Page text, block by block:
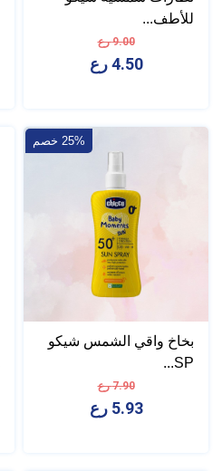
للأطف...
9.00 رع
4.50 رع
25% خصم
بخاخ واقي الشمس شيكو
SP...
7.90 رع
5.93 رع